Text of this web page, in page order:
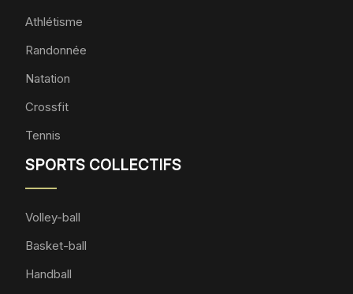
Athlétisme
Randonnée
Natation
Crossfit
Tennis
SPORTS COLLECTIFS
Volley-ball
Basket-ball
Handball